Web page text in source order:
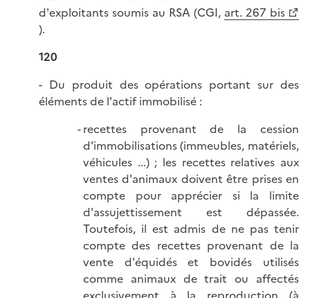
d'exploitants soumis au RSA (CGI, art. 267 bis
).
120
- Du produit des opérations portant sur des
éléments de l'actif immobilisé :
recettes provenant de la cession
d'immobilisations (immeubles, matériels,
véhicules ...) ; les recettes relatives aux
ventes d'animaux doivent être prises en
compte pour apprécier si la limite
d'assujettissement est dépassée.
Toutefois, il est admis de ne pas tenir
compte des recettes provenant de la
vente d'équidés et bovidés utilisés
comme animaux de trait ou affectés